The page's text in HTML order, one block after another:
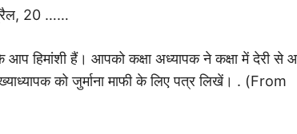
20 ……
आप हिमांशी हैं। आपको कक्षा अध्यापक ने कक्षा में देरी
को जुर्माना माफी के लिए पत्र लिखें। . (From